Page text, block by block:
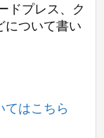
ドプレス、ク
について書い
てはこちら